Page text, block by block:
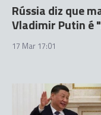
Rússia diz que
Vladimir Putin é
17 Mar 17:01